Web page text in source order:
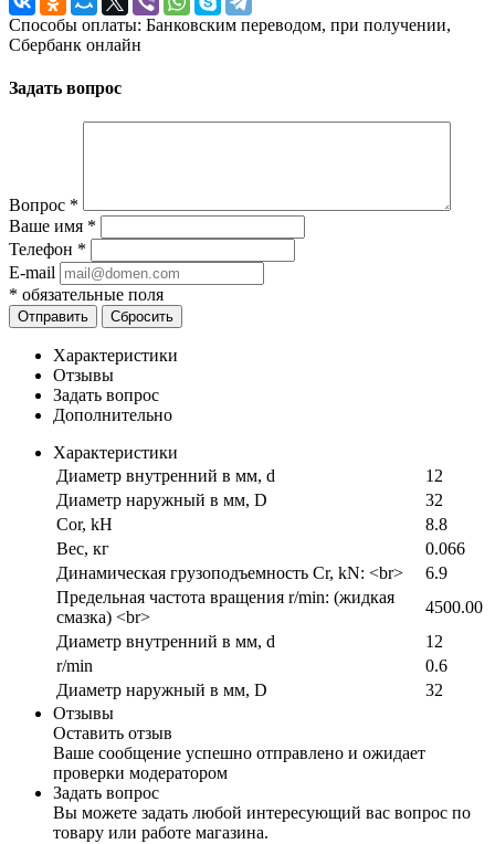
Способы оплаты: Банковским переводом, при получении,
Сбербанк онлайн
Задать вопрос
Вопрос *
Ваше имя *
Телефон *
E-mail
* обязательные поля
Отправить Сбросить
Характеристики
Отзывы
Задать вопрос
Дополнительно
Характеристики
Диаметр внутренний в мм, d
12
Диаметр наружный в мм, D
32
Cor, kH
8.8
Вес, кг
0.066
Динамическая грузоподъемность Cr, kN: <br>
6.9
Предельная частота вращения r/min: (жидкая
смазка) <br>
4500.00
Диаметр внутренний в мм, d
12
r/min
0.6
Диаметр наружный в мм, D
32
Отзывы
Оставить отзыв
Ваше сообщение успешно отправлено и ожидает
проверки модератором
Задать вопрос
Вы можете задать любой интересующий вас вопрос по
товару или работе магазина.